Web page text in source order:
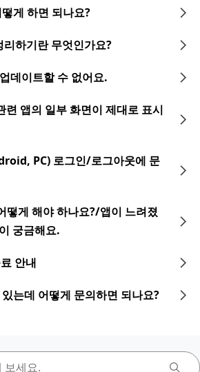
게 하면 되나요?
하기란 무엇인가요?
데이트할 수 없어요.
앱의 일부 화면이 제대로 표시
PC) 로그인/로그아웃에 문
떻게 해야 하나요?/앱이 느려졌
궁금해요.
안내
는데 어떻게 문의하면 되나요?